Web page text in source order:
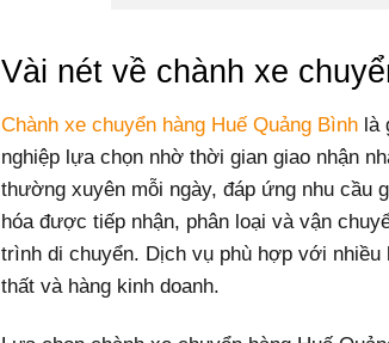
Vài nét về chành xe
Chành xe chuyển hàng Huế Quảng Bình là
nghiệp lựa chọn nhờ thời gian giao nhận
thường xuyên mỗi ngày, đáp ứng nhu cầu
hóa được tiếp nhận, phân loại và vận
trình di chuyển. Dịch vụ phù hợp với
thất và hàng kinh doanh.